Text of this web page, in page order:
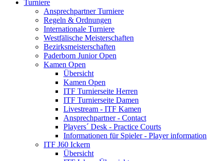
Turniere
Ansprechpartner Turniere
Regeln & Ordnungen
Internationale Turniere
Westfälische Meisterschaften
Bezirksmeisterschaften
Paderborn Junior Open
Kamen Open
Übersicht
Kamen Open
ITF Turnierseite Herren
ITF Turnierseite Damen
Livestream - ITF Kamen
Ansprechpartner - Contact
Players´ Desk - Practice Courts
Informationen für Spieler - Player information
ITF J60 Ickern
Übersicht